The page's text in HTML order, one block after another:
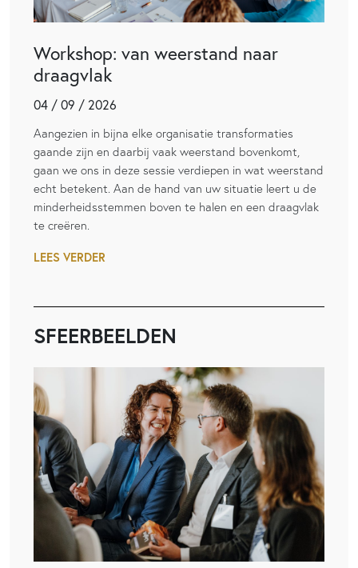
Workshop: van weerstand naar
draagvlak
04 / 09 / 2026
Aangezien in bijna elke organisatie transformaties
gaande zijn en daarbij vaak weerstand bovenkomt,
gaan we ons in deze sessie verdiepen in wat weerstand
echt betekent. Aan de hand van uw situatie leert u de
minderheidsstemmen boven te halen en een draagvlak
te creëren.
LEES VERDER
SFEERBEELDEN